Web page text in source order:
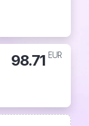
98.71 EUR